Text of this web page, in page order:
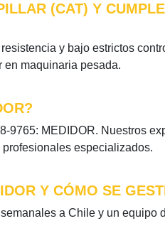
(CAT) Y
y bajo estrictos
en maquinaria pesada.
MEDIDOR. Nuestros
especializados.
Y CÓMO SE
a Chile y un